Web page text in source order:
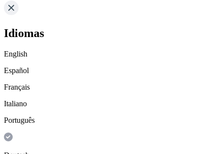
Idiomas
English
Español
Français
Italiano
Português